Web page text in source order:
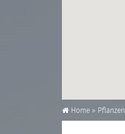
Home » Pflanzen